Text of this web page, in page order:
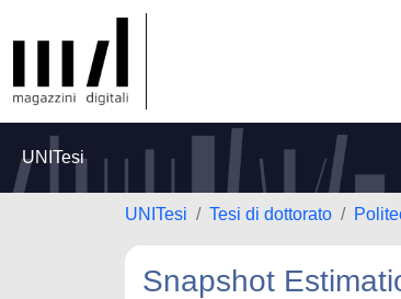
UNITesi
UNITesi Tesi di dottorato
Snapshot